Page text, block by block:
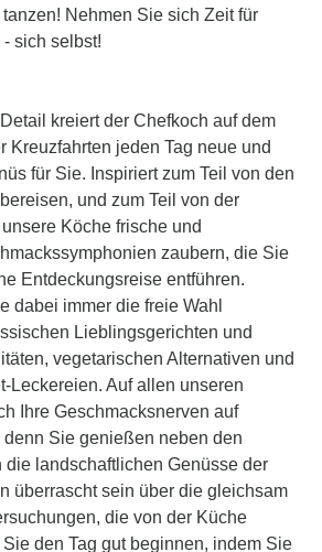
Nehmen Sie sich Zeit für
sich selbst!
kreiert der Chefkoch auf dem
Kreuzfahrten jeden Tag neue und
für Sie. Inspiriert zum Teil von den
und zum Teil von der
Köche frische und
zaubern, die Sie
Entdeckungsreise entführen.
dabei immer die freie Wahl
Lieblingsgerichten und
vegetarischen Alternativen und
Leckereien. Auf allen unseren
Ihre Geschmacksnerven auf
denn Sie genießen neben den
die landschaftlichen Genüsse der
überrascht sein über die gleichsam
die von der Küche
den Tag gut beginnen, indem Sie